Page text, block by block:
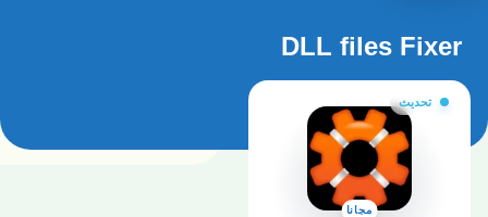
DLL files Fixer
تحديث
مجانا